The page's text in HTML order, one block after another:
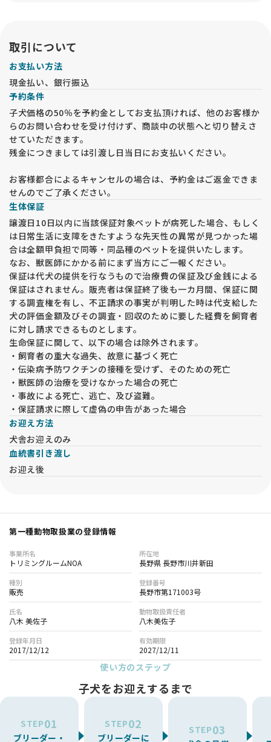
取引について
お支払い方法
現金払い、銀行振込
予約条件
子犬価格の50％を予約金としてお支払頂ければ、他のお客様か
らのお問い合わせを受け付けず、商談中の状態へと切り替えさ
せていただきます。
残金につきましては引渡し日当日にお支払いください。
お客様都合によるキャンセルの場合は、予約金はご返金できま
せんのでご了承ください。
生体保証
譲渡日10日以内に当該保証対象ペットが病死した場合、もしく
は日常生活に支障をきたすような先天性の異常が見つかった場
合は全額甲負担で同等・同品種のペットを提供いたします。
なお、獣医師にかかる前にまず当方にご一報ください。
保証は代犬の提供を行なうもので治療費の保証及び金銭による
保証はされません。販売者は保証終了後も一カ月間、保証に関
する調査権を有し、不正請求の事実が判明した時は代支給した
犬の評価金額及びその調査・回収のために要した経費を飼育者
に対し請求できるものとします。
生命保証に関して、以下の場合は除外されます。
・飼育者の重大な過失、故意に基づく死亡
・伝染病予防ワクチンの接種を受けず、そのための死亡
・獣医師の治療を受けなかった場合の死亡
・事故による死亡、逃亡、及び盗難。
・保証請求に際して虚偽の申告があった場合
お迎え方法
犬舎お迎えのみ
血統書引き渡し
お迎え後
第一種動物取扱業の登録情報
事業所名
トリミングルームNOA
所在地
長野県 長野市川井新田
種別
販売
登録番号
長野市第171003号
氏名
八木 美佐子
動物取扱責任者
八木美佐子
登録年月日
2017/12/12
有効期限
2027/12/11
使い方のステップ
子犬をお迎えするまで
STEP01
ブリーダー・
STEP02
ブリーダーに
STEP03